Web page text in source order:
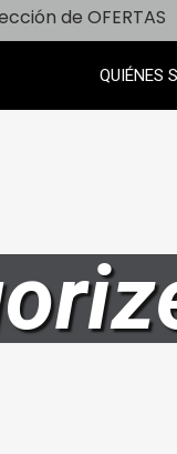
de OFERTAS
QUIÉNES